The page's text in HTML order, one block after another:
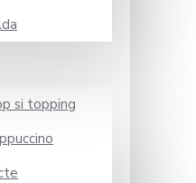
si topping